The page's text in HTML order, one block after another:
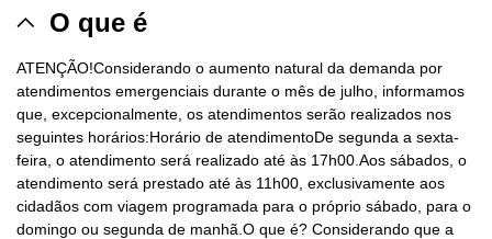
O que é
ATENÇÃO!Considerando o aumento natural da demanda por
atendimentos emergenciais durante o mês de julho, informamos
que, excepcionalmente, os atendimentos serão realizados nos
seguintes horários:Horário de atendimentoDe segunda a sexta-
feira, o atendimento será realizado até às 17h00.Aos sábados, o
atendimento será prestado até às 11h00, exclusivamente aos
cidadãos com viagem programada para o próprio sábado, para o
domingo ou segunda de manhã.O que é? Considerando que a